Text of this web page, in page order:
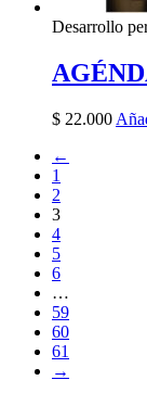
Desarrollo
$ 22.000
←
1
2
3
4
5
6
…
59
60
61
→